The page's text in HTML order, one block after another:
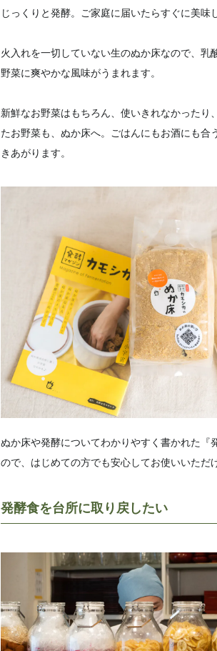
じっくりと発酵。ご家庭に届いたらすぐに美味
火入れを一切していない生のぬか床なので、乳
野菜に爽やかな風味がうまれます。
新鮮なお野菜はもちろん、使いきれなかったり
たお野菜も、ぬか床へ。ごはんにもお酒にも合
きあがります。
ぬか床や発酵についてわかりやすく書かれた『
ので、はじめての方でも安心してお使いいただ
発酵食を台所に取り戻したい